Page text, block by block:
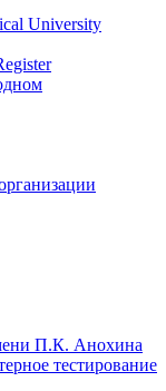
University
П.К. Анохина
тестирование